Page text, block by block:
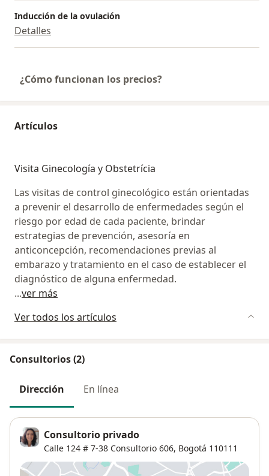
Inducción de la ovulación
Detalles
¿Cómo funcionan los precios?
Artículos
Visita Ginecología y Obstetrícia
Las visitas de control ginecológico están orientadas
a prevenir el desarrollo de enfermedades según el
riesgo por edad de cada paciente, brindar
estrategias de prevención, asesoría en
anticoncepción, recomendaciones previas al
embarazo y tratamiento en el caso de establecer el
diagnóstico de alguna enfermedad.
...ver más
Ver todos los artículos
Consultorios (2)
Dirección En línea
Consultorio privado
Calle 124 # 7-38 Consultorio 606, Bogotá 110111